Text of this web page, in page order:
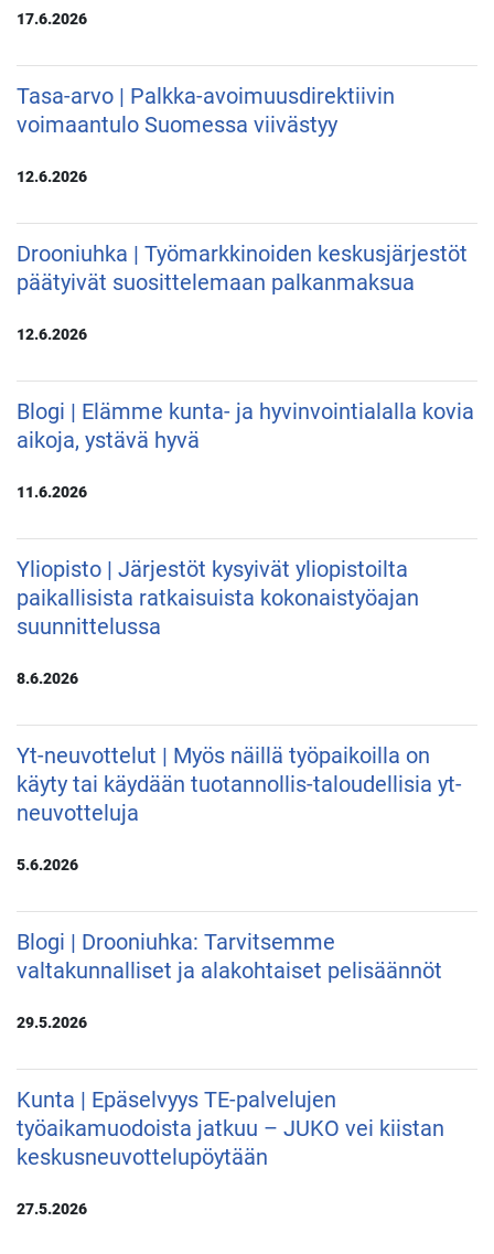
17.6.2026
Tasa-arvo | Palkka-avoimuusdirektiivin
voimaantulo Suomessa viivästyy
12.6.2026
Drooniuhka | Työmarkkinoiden keskusjärjestöt
päätyivät suosittelemaan palkanmaksua
12.6.2026
Blogi | Elämme kunta- ja hyvinvointialalla kovia
aikoja, ystävä hyvä
11.6.2026
Yliopisto | Järjestöt kysyivät yliopistoilta
paikallisista ratkaisuista kokonaistyöajan
suunnittelussa
8.6.2026
Yt-neuvottelut | Myös näillä työpaikoilla on
käyty tai käydään tuotannollis-taloudellisia yt-
neuvotteluja
5.6.2026
Blogi | Drooniuhka: Tarvitsemme
valtakunnalliset ja alakohtaiset pelisäännöt
29.5.2026
Kunta | Epäselvyys TE-palvelujen
työaikamuodoista jatkuu – JUKO vei kiistan
keskusneuvottelupöytään
27.5.2026